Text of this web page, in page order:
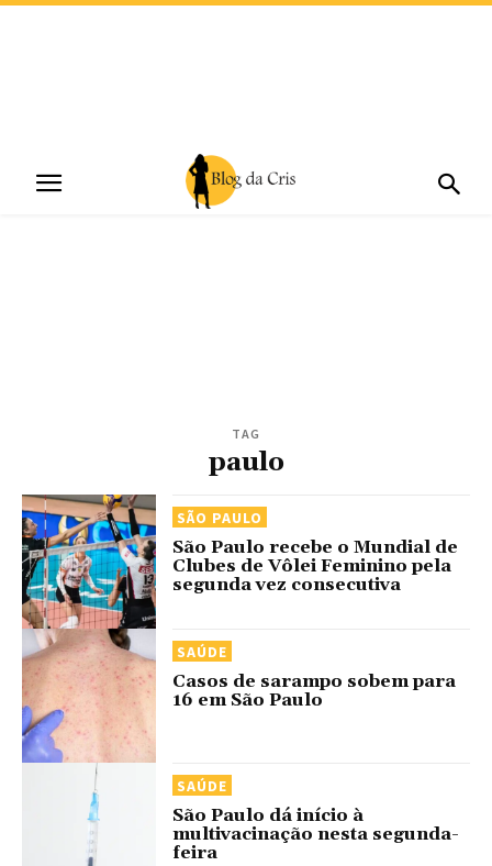
TAG
paulo
SÃO PAULO
São Paulo recebe o Mundial de
Clubes de Vôlei Feminino pela
segunda vez consecutiva
SAÚDE
Casos de sarampo sobem para
16 em São Paulo
SAÚDE
São Paulo dá início à
multivacinação nesta segunda-
feira